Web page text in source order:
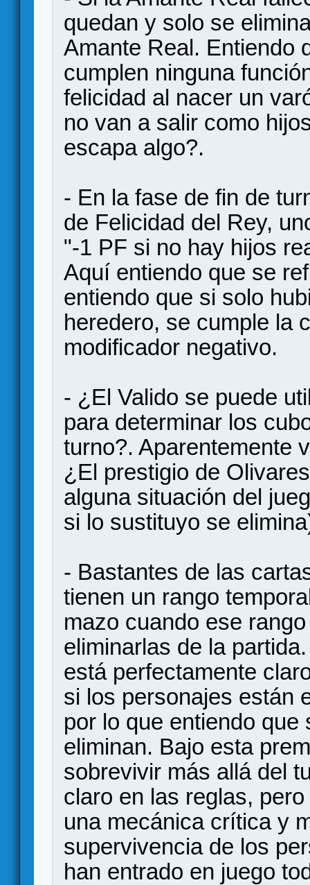
quedan y solo se
Amante Real. Entiendo
cumplen ninguna
felicidad al nacer un
no van a salir como
escapa algo?.
- En la fase de fin de
de Felicidad del Rey,
"-1 PF si no hay hijos
Aquí entiendo que se
entiendo que si solo
heredero, se cumple la
modificador negativo.
- ¿El Valido se puede
para determinar los
turno?. Aparentemente
¿El prestigio de
alguna situación del
si lo sustituyo se
- Bastantes de las
tienen un rango
mazo cuando ese
eliminarlas de la
está perfectamente
si los personajes están
por lo que entiendo
eliminan. Bajo esta
sobrevivir más allá del
claro en las reglas,
una mecánica crítica y
supervivencia de los
han entrado en juego